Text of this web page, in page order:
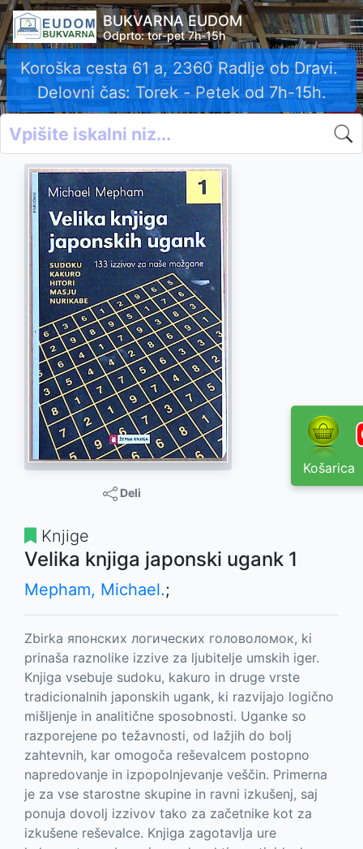
BUKVARNA EUDOM
Odprto: tor-pet 7h-15h
Koroška cesta 61 a, 2360 Radlje ob Dravi.
Delovni čas: Torek - Petek od 7h-15h.
Košarica
Deli
Knjige
Velika knjiga japonski ugank 1
Mepham, Michael.;
Zbirka японских логических головоломок, ki
prinaša raznolike izzive za ljubitelje umskih iger.
Knjiga vsebuje sudoku, kakuro in druge vrste
tradicionalnih japonskih ugank, ki razvijajo logično
mišljenje in analitične sposobnosti. Uganke so
razporejene po težavnosti, od lažjih do bolj
zahtevnih, kar omogoča reševalcem postopno
napredovanje in izpopolnjevanje veščin. Primerna
je za vse starostne skupine in ravni izkušenj, saj
ponuja dovolj izzivov tako za začetnike kot za
izkušene reševalce. Knjiga zagotavlja ure